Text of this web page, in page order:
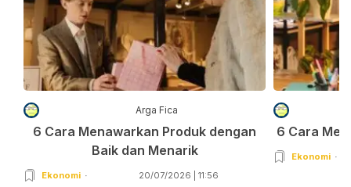
Arga Fica
6 Cara Menawarkan Produk dengan
Baik dan Menarik
Ekonomi 20/07/2026 | 11:56
6 Cara
Ekonomi